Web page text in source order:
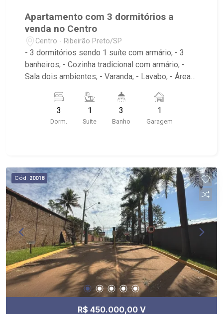
Apartamento com 3 dormitórios a
venda no Centro
Centro - Ribeirão Preto/SP
- 3 dormitórios sendo 1 suíte com armário; - 3
banheiros; - Cozinha tradicional com armário; -
Sala dois ambientes; - Varanda; - Lavabo; - Área
com elevador; - Próximo ao Theatro Pedro II,
Choperia Pinguim, Praça XV de Novembro,
Restaurante Ao Carioca, E.E. Fábio Barreto
3
Dorm.
1
Suite
3
Banho
1
Garagem
Cód. 20018
R$ 450.000,00 V